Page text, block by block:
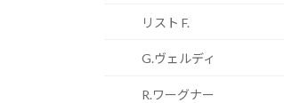
リスト F.
G.ヴェルディ
R.ワーグナー